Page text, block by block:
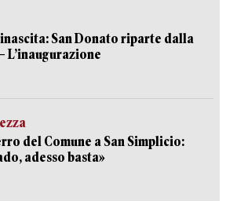
San Donato riparte dalla
L’inaugurazione
del Comune a San Simplicio:
adesso basta»